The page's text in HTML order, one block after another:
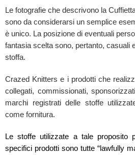
Le fotografie che descrivono la
sono da considerarsi un semplice
è unico. La posizione di eventuali
fantasia scelta sono, pertanto, casuali
stoffa.
Crazed Knitters e i prodotti che
collegati, commissionati,
marchi registrati delle stoffe
come fornitura.
Le stoffe utilizzate a tale proposito
specifici prodotti sono tutte “lawfully